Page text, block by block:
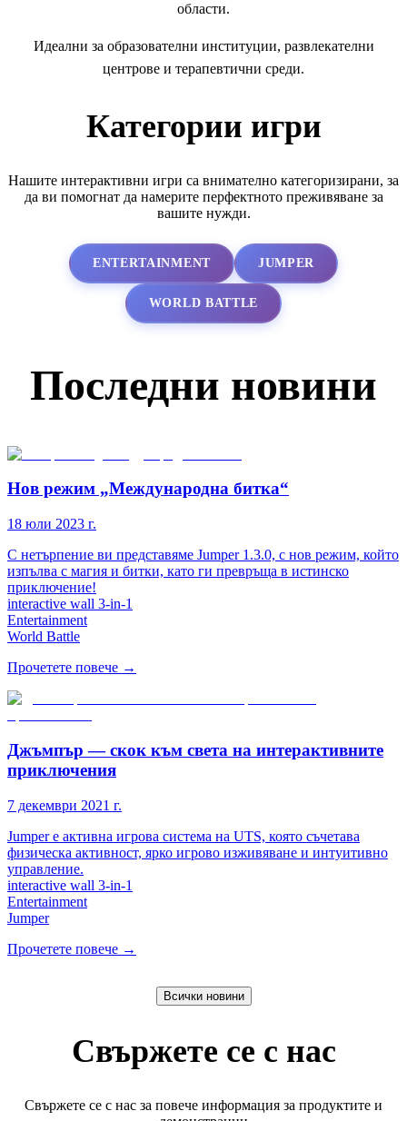
области.
Идеални за образователни институции, развлекателни
центрове и терапевтични среди.
Категории игри
Нашите интерактивни игри са внимателно категоризирани, за
да ви помогнат да намерите перфектното преживяване за
вашите нужди.
ENTERTAINMENT JUMPER
WORLD BATTLE
Последни новини
Нов режим „Международна битка“
18 юли 2023 г.
С нетърпение ви представяме Jumper 1.3.0, с нов режим, който
изпълва с магия и битки, като ги превръща в истинско
приключение!
interactive wall 3-in-1
Entertainment
World Battle
Прочетете повече →
Джъмпър — скок към света на интерактивните
приключения
7 декември 2021 г.
Jumper е активна игрова система на UTS, която съчетава
физическа активност, ярко игрово изживяване и интуитивно
управление.
interactive wall 3-in-1
Entertainment
Jumper
Прочетете повече →
Всички новини
Свържете се с нас
Свържете се с нас за повече информация за продуктите и